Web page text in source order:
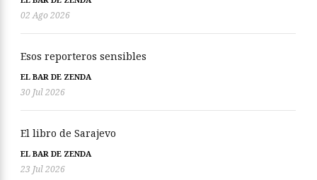
02 Ago 2026
Esos reporteros sensibles
EL BAR DE ZENDA
30 Jul 2026
El libro de Sarajevo
EL BAR DE ZENDA
23 Jul 2026